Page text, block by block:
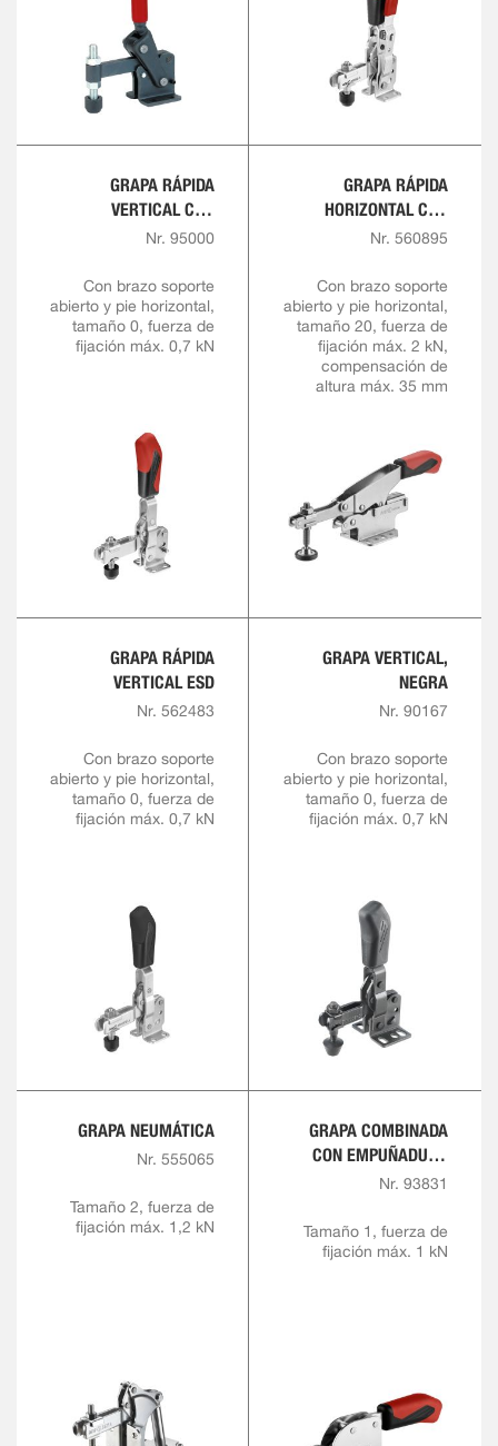
GRAPA RÁPIDA
VERTICAL CON
EMPUÑADURA ROJA
Nr. 95000
Con brazo soporte
abierto y pie horizontal,
tamaño 0, fuerza de
fijación máx. 0,7 kN
GRAPA RÁPIDA
HORIZONTAL CON
ALTURA DE SUJECIÓN
Nr. 560895
Con brazo soporte
abierto y pie horizontal,
tamaño 20, fuerza de
fijación máx. 2 kN,
compensación de
altura máx. 35 mm
GRAPA RÁPIDA
VERTICAL ESD
Nr. 562483
Con brazo soporte
abierto y pie horizontal,
tamaño 0, fuerza de
fijación máx. 0,7 kN
GRAPA VERTICAL,
NEGRA
Nr. 90167
Con brazo soporte
abierto y pie horizontal,
tamaño 0, fuerza de
fijación máx. 0,7 kN
GRAPA NEUMÁTICA
Nr. 555065
Tamaño 2, fuerza de
fijación máx. 1,2 kN
GRAPA COMBINADA
CON EMPUÑADURA
ROJA
Nr. 93831
Tamaño 1, fuerza de
fijación máx. 1 kN